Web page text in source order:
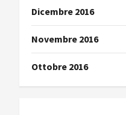
Dicembre 2016
Novembre 2016
Ottobre 2016